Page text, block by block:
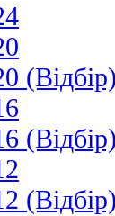
(Відбір)
(Відбір)
(Відбір)